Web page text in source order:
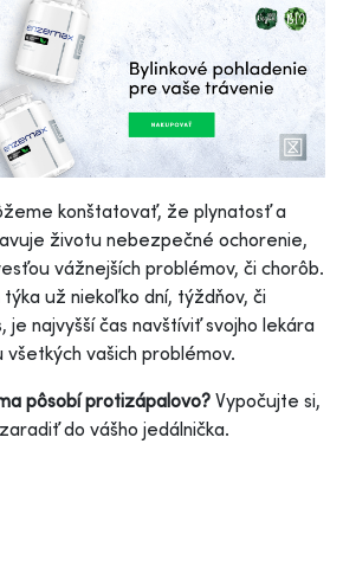
konštatovať, že plynatosť a
životu nebezpečné ochorenie,
vážnejších problémov, či chorôb.
už niekoľko dní, týždňov, či
je najvyšší čas navštíviť svojho lekára
vašich problémov.
pôsobí protizápalovo? Vypočujte si,
do vášho jedálnička.